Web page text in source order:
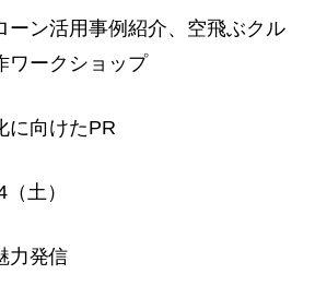
ーン活用事例紹介、空飛ぶクル
ワークショップ
に向けたPR
土）
力発信